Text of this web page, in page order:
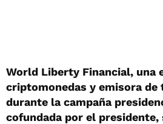
World Liberty Financial, una
criptomonedas y emisora de
durante la campaña
cofundada por el presidente,